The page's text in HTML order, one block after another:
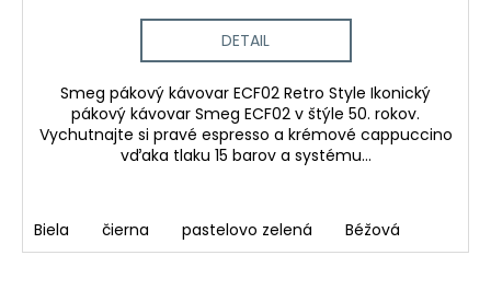
DETAIL
Smeg pákový kávovar ECF02 Retro Style Ikonický
pákový kávovar Smeg ECF02 v štýle 50. rokov.
Vychutnajte si pravé espresso a krémové cappuccino
vďaka tlaku 15 barov a systému...
Biela čierna pastelovo zelená Béžová